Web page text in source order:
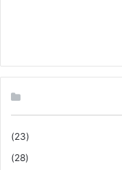
(23)
(28)